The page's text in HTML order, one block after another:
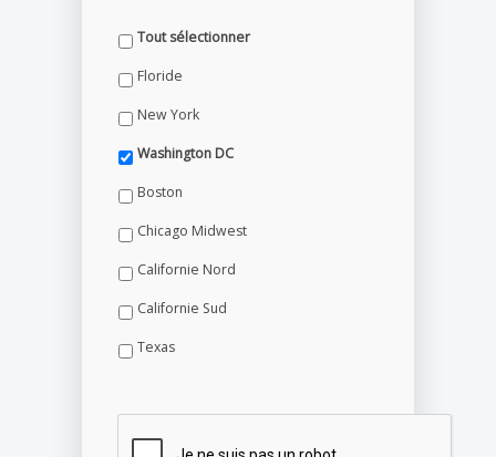
Tout sélectionner
Floride
New York
Washington DC
Boston
Chicago Midwest
Californie Nord
Californie Sud
Texas